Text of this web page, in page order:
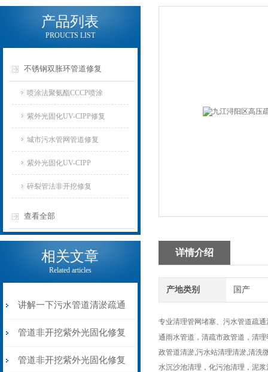
产品列表
PROUCTS LIST
不锈钢双胀环管道修复
喷涂法聚氨酯CCCP喷涂
紫外光固化UV-CIPP修复
城市污水管网管道修复
紫外光固化UV-CIPP
碎裂管法非开挖修复
查看全部
相关文章
Related articles
讲解一下污水管道清淤疏通
的流程和防风
管道非开挖紫外光固化修复
施工易出的问题
管道非开挖紫外光固化修复
详情介绍
产地类别 国产
专业清理管网堵塞、污水管道疏
通雨水管道，清疏市政管道，清
政管道清淤,污水站清理清淤,清洗
水沉沙池清理，化污池清理，泥